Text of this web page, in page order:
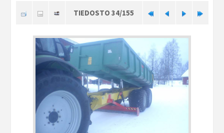
TIEDOSTO 34/155